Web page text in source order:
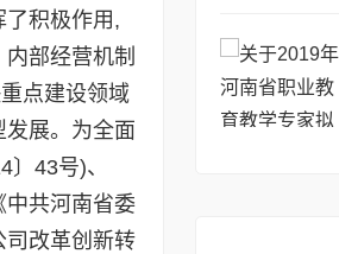
积极作用,
部经营机制
点建设领域
展。为全面
43号)、
中共河南省委
司改革创新转